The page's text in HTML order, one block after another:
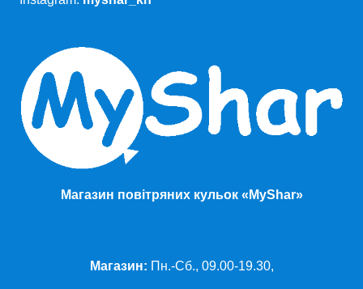
Магазин повітряних кульок «MyShar»
Магазин: Пн.-Сб., 09.00-19.30,